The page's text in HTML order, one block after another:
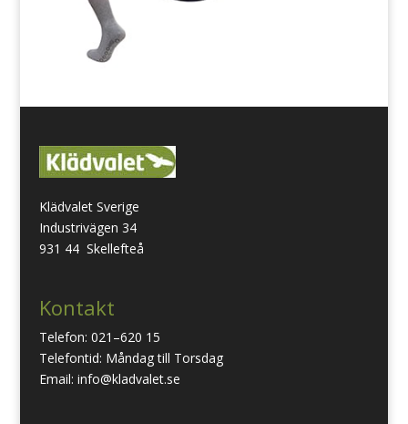
Klädvalet Sverige
Industrivägen 34
931 44 Skellefteå
Kontakt
Telefon: 021–620 15
Telefontid: Måndag till Torsdag
Email: info@kladvalet.se